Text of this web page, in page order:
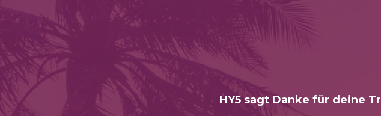
HY5 sagt Danke für deine